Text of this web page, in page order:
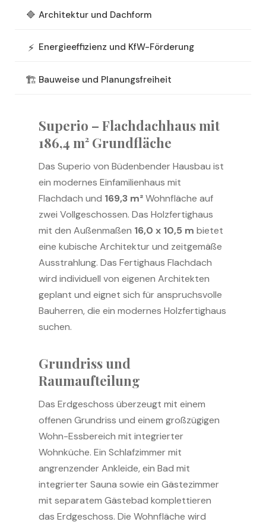
🔷 Architektur und Dachform
⚡ Energieeffizienz und KfW-Förderung
🏗️ Bauweise und Planungsfreiheit
Superio – Flachdachhaus mit
186,4 m²Grundfläche
Das Superio von Büdenbender Hausbau ist
ein modernes Einfamilienhaus mit
Flachdach und 169,3 m²Wohnfläche auf
zwei Vollgeschossen. Das Holzfertighaus
mit den Außenmaßen 16,0 x 10,5 m bietet
eine kubische Architektur und zeitgemäße
Ausstrahlung. Das Fertighaus Flachdach
wird individuell von eigenen Architekten
geplant und eignet sich für anspruchsvolle
Bauherren, die ein modernes Holzfertighaus
suchen.
Grundriss und
Raumaufteilung
Das Erdgeschoss überzeugt mit einem
offenen Grundriss und einem großzügigen
Wohn-Essbereich mit integrierter
Wohnküche. Ein Schlafzimmer mit
angrenzender Ankleide, ein Bad mit
integrierter Sauna sowie ein Gästezimmer
mit separatem Gästebad komplettieren
das Erdgeschoss. Die Wohnfläche wird